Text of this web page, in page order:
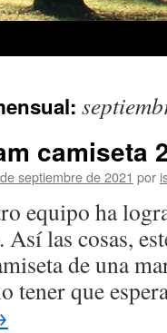
camiseta
septiembre de 2021 por
equipo ha
las cosas,
de una
tener que